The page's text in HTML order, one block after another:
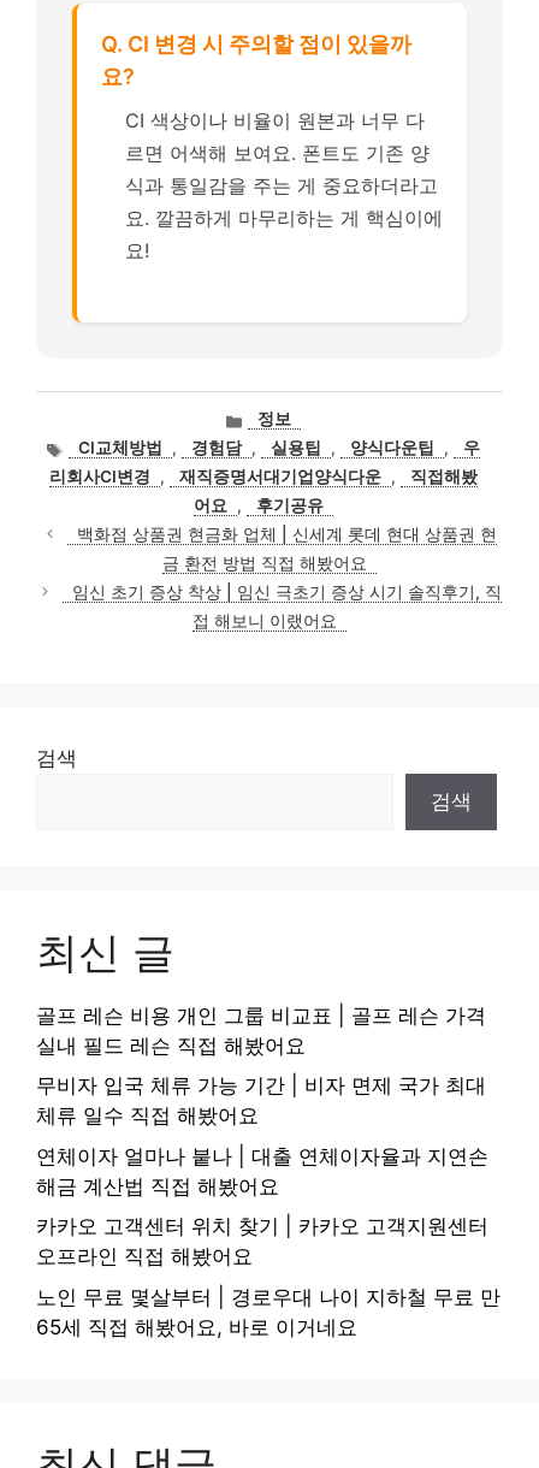
Q. CI 변경 시 주의할 점이 있을까
요?
CI 색상이나 비율이 원본과 너무 다
르면 어색해 보여요. 폰트도 기존 양
식과 통일감을 주는 게 중요하더라고
요. 깔끔하게 마무리하는 게 핵심이에
요!
카
고
리
정보
태
그
CI교체방법 , 경험담 , 실용팁 , 양식다운팁 ,
우
리회사CI변경
, 재직증명서대기업양식다운 ,
직접해봤
어요
,
후기공유
백화점 상품권 현금화 업체 | 신세계 롯데 현대 상품권 현
금 환전 방법 직접 해봤어요
임신 초기 증상 착상 | 임신 극초기 증상 시기 솔직후기, 직
접 해보니 이랬어요
검색
검색
최신 글
골프 레슨 비용 개인 그룹 비교표 | 골프 레슨 가격
실내 필드 레슨 직접 해봤어요
무비자 입국 체류 가능 기간 | 비자 면제 국가 최대
체류 일수 직접 해봤어요
연체이자 얼마나 붙나 | 대출 연체이자율과 지연손
해금 계산법 직접 해봤어요
카카오 고객센터 위치 찾기 | 카카오 고객지원센터
오프라인 직접 해봤어요
노인 무료 몇살부터 | 경로우대 나이 지하철 무료 만
65세 직접 해봤어요, 바로 이거네요